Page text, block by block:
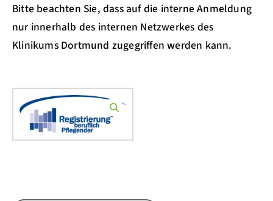
Bitte beachten Sie, dass auf die interne Anmeldung
nur innerhalb des internen Netzwerkes des
Klinikums Dortmund zugegriffen werden kann.